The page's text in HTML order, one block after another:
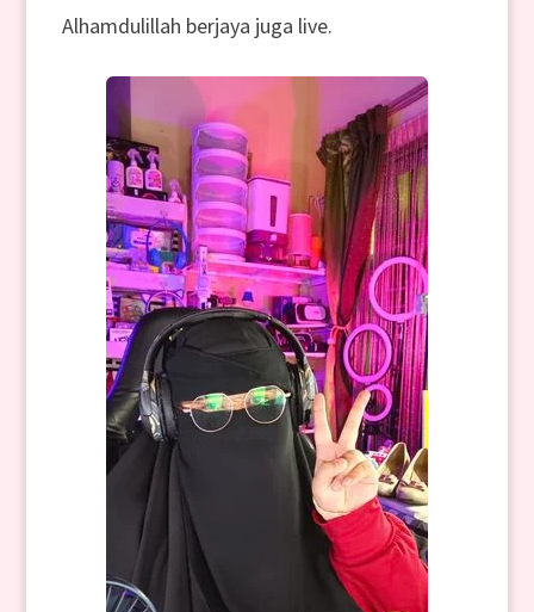
Alhamdulillah berjaya juga live.